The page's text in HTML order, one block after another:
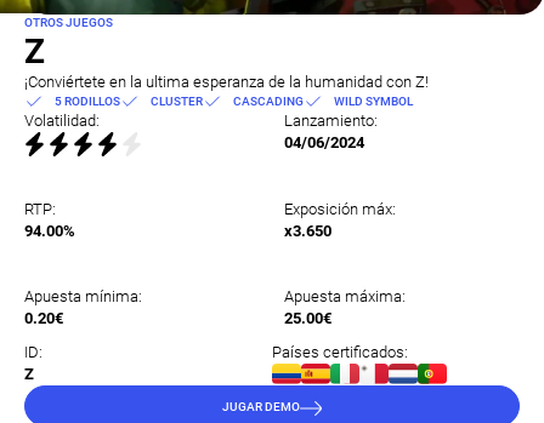
OTROS JUEGOS
Z
¡Conviértete en la ultima esperanza de la humanidad con Z!
5 RODILLOS CLUSTER CASCADING WILD SYMBOL
Volatilidad:
Lanzamiento:
04/06/2024
RTP:
94.00%
Exposición máx:
x3.650
Apuesta mínima:
0.20€
Apuesta máxima:
25.00€
ID:
Z
Países certificados:
JUGAR DEMO